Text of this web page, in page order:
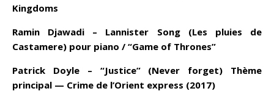
Kingdoms
Ramin Djawadi – Lannister Song (Les pluies de
Castamere) pour piano / “Game of Thrones”
Patrick Doyle – “Justice” (Never forget) Thème
principal — Crime de l’Orient express (2017)